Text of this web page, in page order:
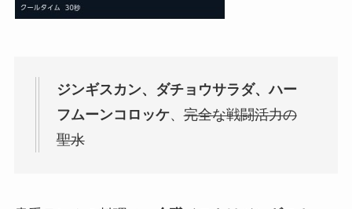
ジンギスカン、ダチョウサラダ、ハー
フムーンコロッケ、完全な戦闘活力の
聖水